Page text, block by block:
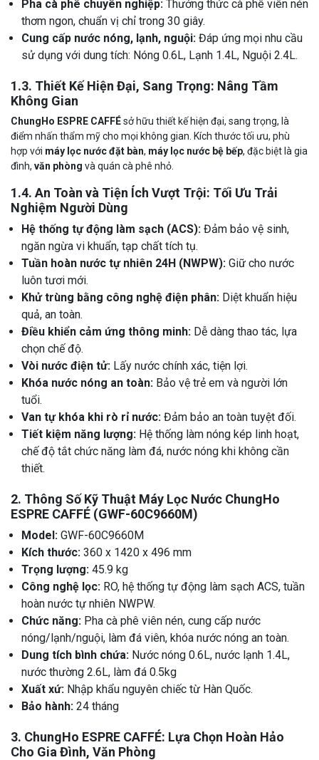
Pha cà phê chuyên nghiệp: Thưởng thức cà phê viên nén
thơm ngon, chuẩn vị chỉ trong 30 giây.
Cung cấp nước nóng, lạnh, nguội: Đáp ứng mọi nhu cầu
sử dụng với dung tích: Nóng 0.6L, Lạnh 1.4L, Nguội 2.4L.
1.3. Thiết Kế Hiện Đại, Sang Trọng: Nâng Tầm
Không Gian
ChungHo ESPRE CAFFÉsở hữu thiết kế hiện đại, sang trọng, là
điểm nhấn thẩm mỹ cho mọi không gian. Kích thước tối ưu, phù
hợp với máy lọc nước đặt bàn, máy lọc nước bệ bếp, đặc biệt là gia
đình, văn phòng và quán cà phê nhỏ.
1.4. An Toàn và Tiện Ích Vượt Trội: Tối Ưu Trải
Nghiệm Người Dùng
Hệ thống tự động làm sạch (ACS): Đảm bảo vệ sinh,
ngăn ngừa vi khuẩn, tạp chất tích tụ.
Tuần hoàn nước tự nhiên 24H (NWPW): Giữ cho nước
luôn tươi mới.
Khử trùng bằng công nghệ điện phân: Diệt khuẩn hiệu
quả, an toàn.
Điều khiển cảm ứng thông minh: Dễ dàng thao tác, lựa
chọn chế độ.
Vòi nước điện tử: Lấy nước chính xác, tiện lợi.
Khóa nước nóng an toàn: Bảo vệ trẻ em và người lớn
tuổi.
Van tự khóa khi rò rỉ nước: Đảm bảo an toàn tuyệt đối.
Tiết kiệm năng lượng: Hệ thống làm nóng kép linh hoạt,
chế độ tắt chức năng làm đá, nước nóng khi không cần
thiết.
2. Thông Số Kỹ Thuật Máy Lọc Nước ChungHo
ESPRE CAFFÉ (GWF-60C9660M)
Model: GWF-60C9660M
Kích thước: 360 x 1420 x 496 mm
Trọng lượng: 45.9 kg
Công nghệ lọc: RO, hệ thống tự động làm sạch ACS, tuần
hoàn nước tự nhiên NWPW.
Chức năng: Pha cà phê viên nén, cung cấp nước
nóng/lạnh/nguội, làm đá viên, khóa nước nóng an toàn.
Dung tích bình chứa: Nước nóng 0.6L, nước lạnh 1.4L,
nước thường 2.6L, làm đá 0.5kg
Xuất xứ: Nhập khẩu nguyên chiếc từ Hàn Quốc.
Bảo hành: 24 tháng
3. ChungHo ESPRE CAFFÉ: Lựa Chọn Hoàn Hảo
Cho Gia Đình, Văn Phòng